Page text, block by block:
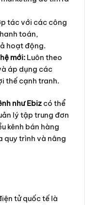
tác với các công
toán,
hoạt động.
mới: Luôn theo
áp dụng các
thế cạnh tranh.
như Ebiz có thể
lý tập trung đơn
kênh bán hàng
quy trình và nâng
tử quốc tế là